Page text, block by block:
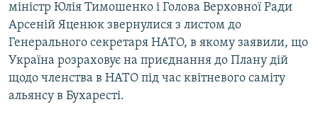
міністр Юлія Тимошенко і Голова Верховної Ради
Арсеній Яценюк звернулися з листом до
Генерального секретаря НАТО, в якому заявили, що
Україна розраховує на приєднання до Плану дій
щодо членства в НАТО під час квітневого саміту
альянсу в Бухаресті.